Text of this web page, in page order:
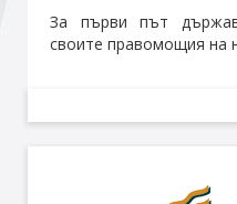
За първи път
своите правомощия на